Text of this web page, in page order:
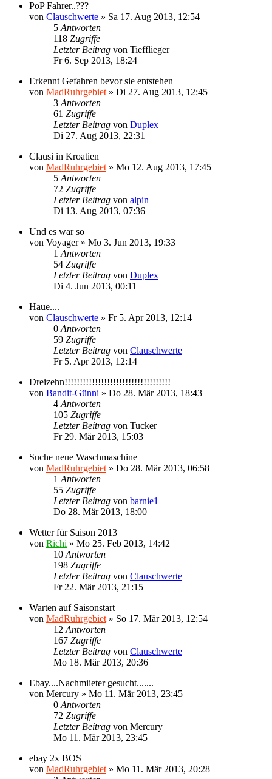
PoP Fahrer..???
von Clauschwerte » Sa 17. Aug 2013, 12:54
5 Antworten
118 Zugriffe
Letzter Beitrag von Tiefflieger
Fr 6. Sep 2013, 18:24
Erkennt Gefahren bevor sie entstehen
von MadRuhrgebiet » Di 27. Aug 2013, 12:45
3 Antworten
61 Zugriffe
Letzter Beitrag von Duplex
Di 27. Aug 2013, 22:31
Clausi in Kroatien
von MadRuhrgebiet » Mo 12. Aug 2013, 17:45
5 Antworten
72 Zugriffe
Letzter Beitrag von alpin
Di 13. Aug 2013, 07:36
Und es war so
von Voyager» Mo 3. Jun 2013, 19:33
1 Antworten
54 Zugriffe
Letzter Beitrag von Duplex
Di 4. Jun 2013, 00:11
Haue....
von Clauschwerte » Fr 5. Apr 2013, 12:14
0 Antworten
59 Zugriffe
Letzter Beitrag von Clauschwerte
Fr 5. Apr 2013, 12:14
Dreizehn!!!!!!!!!!!!!!!!!!!!!!!!!!!!!!!!!!!
von Bandit-Günni » Do 28. Mär 2013, 18:43
4 Antworten
105 Zugriffe
Letzter Beitrag von Tucker
Fr 29. Mär 2013, 15:03
Suche neue Waschmaschine
von MadRuhrgebiet » Do 28. Mär 2013, 06:58
1 Antworten
55 Zugriffe
Letzter Beitrag von barnie1
Do 28. Mär 2013, 18:00
Wetter für Saison 2013
von Richi » Mo 25. Feb 2013, 14:42
10 Antworten
198 Zugriffe
Letzter Beitrag von Clauschwerte
Fr 22. Mär 2013, 21:15
Warten auf Saisonstart
von MadRuhrgebiet » So 17. Mär 2013, 12:54
12 Antworten
167 Zugriffe
Letzter Beitrag von Clauschwerte
Mo 18. Mär 2013, 20:36
Ebay....Nachmiieter gesucht.......
von Mercury » Mo 11. Mär 2013, 23:45
0 Antworten
72 Zugriffe
Letzter Beitrag von Mercury
Mo 11. Mär 2013, 23:45
ebay 2x BOS
von MadRuhrgebiet » Mo 11. Mär 2013, 20:28